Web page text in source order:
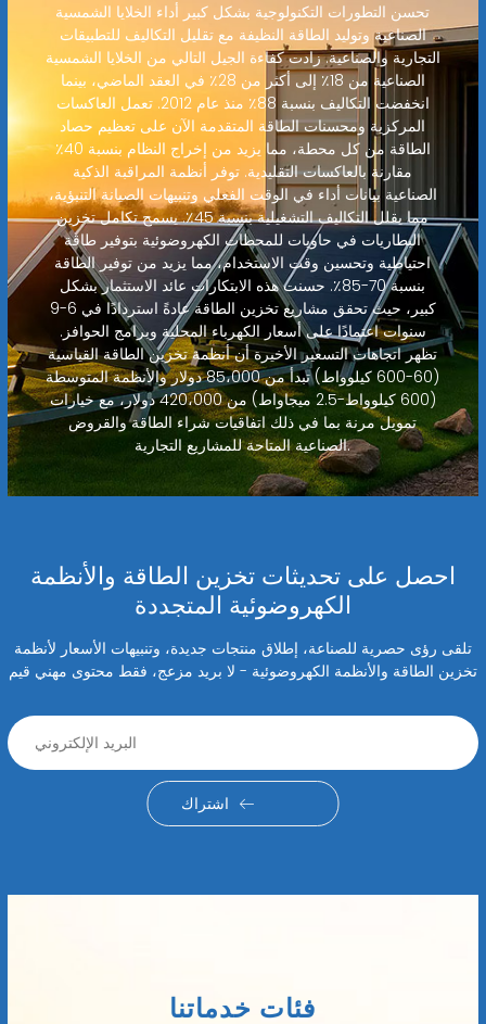
تحسن التطورات التكنولوجية بشكل كبير أداء الخلايا الشمسية
الصناعية وتوليد الطاقة النظيفة مع تقليل التكاليف للتطبيقات
التجارية والصناعية. زادت كفاءة الجيل التالي من الخلايا الشمسية
الصناعية من 18٪ إلى أكثر من 28٪ في العقد الماضي، بينما
انخفضت التكاليف بنسبة 88٪ منذ عام 2012. تعمل العاكسات
المركزية ومحسنات الطاقة المتقدمة الآن على تعظيم حصاد
الطاقة من كل محطة، مما يزيد من إخراج النظام بنسبة 40٪
مقارنة بالعاكسات التقليدية. توفر أنظمة المراقبة الذكية
الصناعية بيانات أداء في الوقت الفعلي وتنبيهات الصيانة التنبؤية،
مما يقلل التكاليف التشغيلية بنسبة 45٪. يسمح تكامل تخزين
البطاريات في حاويات للمحطات الكهروضوئية بتوفير طاقة
احتياطية وتحسين وقت الاستخدام، مما يزيد من توفير الطاقة
بنسبة 70-85٪. حسنت هذه الابتكارات عائد الاستثمار بشكل
كبير، حيث تحقق مشاريع تخزين الطاقة عادةً استردادًا في 6-9
سنوات اعتمادًا على أسعار الكهرباء المحلية وبرامج الحوافز.
تظهر اتجاهات التسعير الأخيرة أن أنظمة تخزين الطاقة القياسية
(60-600 كيلوواط) تبدأ من 85،000 دولار والأنظمة المتوسطة
(600 كيلوواط-2.5 ميجاواط) من 420،000 دولار، مع خيارات
تمويل مرنة بما في ذلك اتفاقيات شراء الطاقة والقروض
الصناعية المتاحة للمشاريع التجارية.
احصل على تحديثات تخزين الطاقة والأنظمة
الكهروضوئية المتجددة
تلقى رؤى حصرية للصناعة، إطلاق منتجات جديدة، وتنبيهات الأسعار لأنظمة
تخزين الطاقة والأنظمة الكهروضوئية - لا بريد مزعج، فقط محتوى مهني قيم
اشتراك
فئات خدماتنا